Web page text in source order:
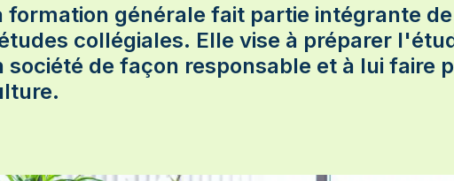
Développement
d'applications
Intégration multimédia
Optique et lunetterie
Tremplin DEC
formation générale fait partie intégrante
collégiales. Elle vise à préparer
société de façon responsable et à lui faire